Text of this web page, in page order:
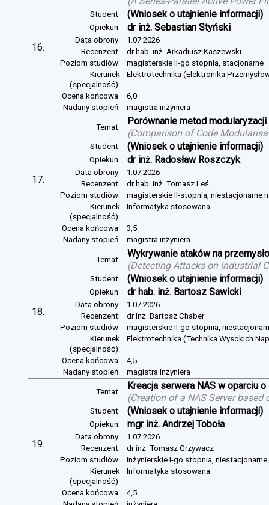
16.
Student: (Wniosek o utajnienie informacji)
Opiekun: dr inż. Sebastian Styński
Data obrony:
1.07.2026
Recenzent:
dr hab. inż. Arkadiusz Kaszewski
Poziom studiów:
magisterskie II-go stopnia, stacjonarne
Kierunek
(specjalność):
Elektrotechnika (Elektronika
Ocena końcowa:
6,0
Nadany stopień:
magistra inżyniera
17.
Temat:
Porównanie metod
(Comparison of Code
Student: (Wniosek o utajnienie informacji)
Opiekun: dr inż. Radosław Roszczyk
Data obrony:
1.07.2026
Recenzent:
dr hab. inż. Tomasz Leś
Poziom studiów:
magisterskie II-stopnia, niestacjonarne
Kierunek
(specjalność):
Informatyka stosowana
Ocena końcowa:
3,5
Nadany stopień:
magistra inżyniera
18.
Temat:
Wykrywanie ataków na
(Detecting Attacks on Industrial
Student: (Wniosek o utajnienie informacji)
Opiekun: dr hab. inż. Bartosz Sawicki
Data obrony:
1.07.2026
Recenzent:
dr inż. Bartosz Chaber
Poziom studiów:
magisterskie II-go stopnia,
Kierunek
(specjalność):
Elektrotechnika (Technika Wysokich
Ocena końcowa:
4,5
Nadany stopień:
magistra inżyniera
19.
Temat:
Kreacja serwera NAS w oparciu
(Creation of a NAS Server based
Student: (Wniosek o utajnienie informacji)
Opiekun: mgr inż. Andrzej Toboła
Data obrony:
1.07.2026
Recenzent:
dr inż. Tomasz Grzywacz
Poziom studiów:
inżynierskie I-go stopnia, niestacjonarne
Kierunek
(specjalność):
Informatyka stosowana
Ocena końcowa:
4,5